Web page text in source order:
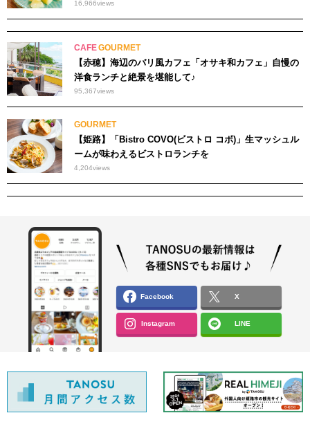
16,966views
CAFEGOURMET
【赤穂】海辺のバリ風カフェ「オサキ和カフェ」自慢の
洋食ランチと絶景を堪能して♪
95,367views
GOURMET
【姫路】「Bistro COVO(ビストロ コボ)」生マッシュル
ームが味わえるビストロランチを
4,204views
Facebook X
Instagram LINE